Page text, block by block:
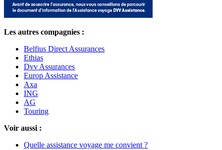
Les autres compagnies :
Belfius Direct Assurances
Ethias
Dvv Assurances
Europ Assistance
Axa
ING
AG
Touring
Voir aussi :
Quelle assistance voyage me convient ?